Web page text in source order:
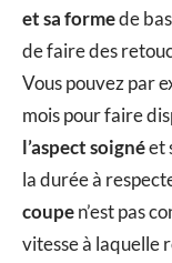
et sa formede
de faire des
Vous pouvez par
mois pour faire
l’aspect soignéet
la durée à
coupen’est pas
vitesse à laquelle